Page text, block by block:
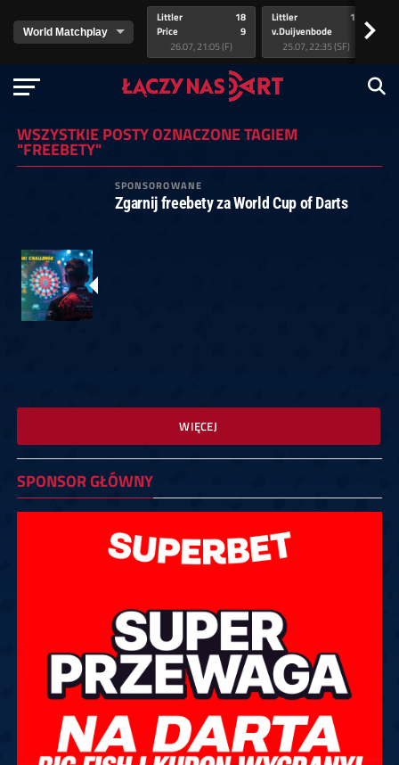
Littler
Price
18
9
26.07, 21:05 (F)
Littler
v.Duijvenbode
17
25.07, 22:35 (SF)
>
WSZYSTKIE POSTY OZNACZONE TAGIEM
"FREEBETY"
SPONSOROWANE
Zgarnij freebety za World Cup of Darts
WIĘCEJ
SPONSOR GŁÓWNY